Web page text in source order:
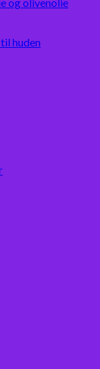
og olivenolie
huden